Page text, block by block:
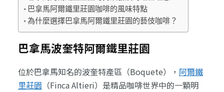
巴拿馬阿爾鐵里莊園咖啡的風味特點
為什麼選擇巴拿馬阿爾鐵里莊園的藝伎咖啡？
巴拿馬波奎特阿爾鐵里莊園
位於巴拿馬知名的波奎特產區（Boquete）， 阿爾鐵
里莊園 （Finca Altieri）是精品咖啡世界中的一顆明